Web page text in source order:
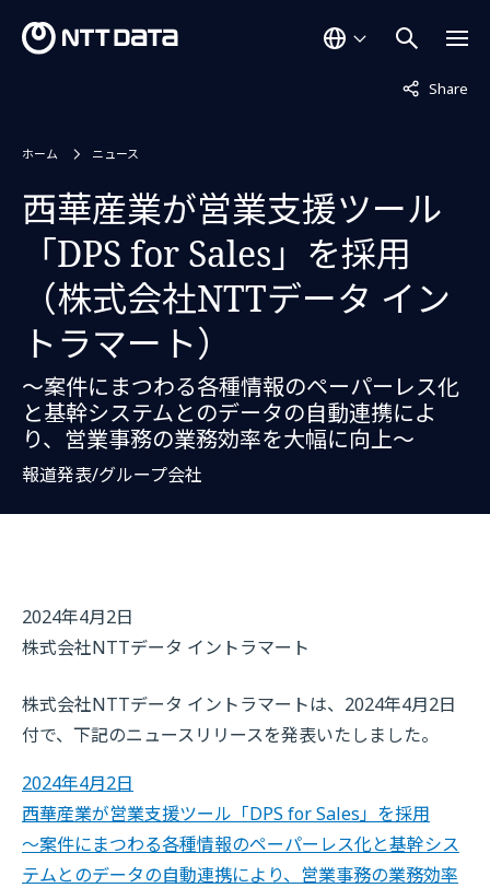
Share
非表示中
ホーム ニュース
西華産業が営業支援ツール
「DPS for Sales」を採用
（株式会社NTTデータ イン
トラマート）
～案件にまつわる各種情報のペーパーレス化
と基幹システムとのデータの自動連携によ
り、営業事務の業務効率を大幅に向上～
報道発表/グループ会社
2024年4月2日
株式会社NTTデータ イントラマート
株式会社NTTデータ イントラマートは、2024年4月2日
付で、下記のニュースリリースを発表いたしました。
2024年4月2日
西華産業が営業支援ツール「DPS for Sales」を採用
～案件にまつわる各種情報のペーパーレス化と基幹シス
テムとのデータの自動連携により、営業事務の業務効率